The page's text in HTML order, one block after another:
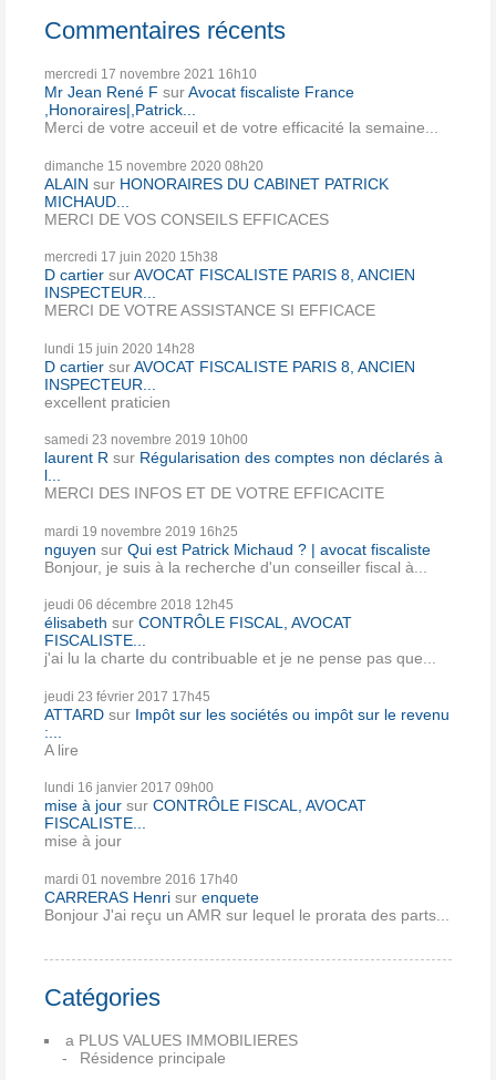
Commentaires récents
mercredi 17 novembre 2021 16h10
Mr Jean René F surAvocat fiscaliste France
,Honoraires|,Patrick...
Merci de votre acceuil et de votre efficacité la semaine...
dimanche 15 novembre 2020 08h20
ALAIN sur HONORAIRES DU CABINET PATRICK
MICHAUD...
MERCI DE VOS CONSEILS EFFICACES
mercredi 17 juin 2020 15h38
D cartier surAVOCAT FISCALISTE PARIS 8, ANCIEN
INSPECTEUR...
MERCI DE VOTRE ASSISTANCE SI EFFICACE
lundi 15 juin 2020 14h28
D cartier surAVOCAT FISCALISTE PARIS 8, ANCIEN
INSPECTEUR...
excellent praticien
samedi 23 novembre 2019 10h00
laurent R sur Régularisation des comptes non déclarés à
l...
MERCI DES INFOS ET DE VOTRE EFFICACITE
mardi 19 novembre 2019 16h25
nguyen sur Qui est Patrick Michaud ? | avocat fiscaliste
Bonjour, je suis à la recherche d'un conseiller fiscal à...
jeudi 06 décembre 2018 12h45
élisabeth sur CONTRÔLE FISCAL, AVOCAT
FISCALISTE...
j'ai lu la charte du contribuable et je ne pense pas que...
jeudi 23 février 2017 17h45
ATTARD sur Impôt sur les sociétés ou impôt sur le revenu
:...
A lire
lundi 16 janvier 2017 09h00
mise à jour sur CONTRÔLE FISCAL, AVOCAT
FISCALISTE...
mise à jour
mardi 01 novembre 2016 17h40
CARRERAS Henri sur enquete
Bonjour J'ai reçu un AMR sur lequel le prorata des parts...
Catégories
a PLUS VALUES IMMOBILIERES
Résidence principale